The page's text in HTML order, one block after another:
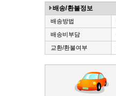
배송/환불정보
배송방법
배송비부담
교환/환불여부